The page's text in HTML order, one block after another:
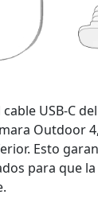
USB-C
Outdoor
Esto
para que la